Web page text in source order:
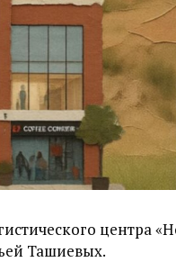
центра
Ташиевых.